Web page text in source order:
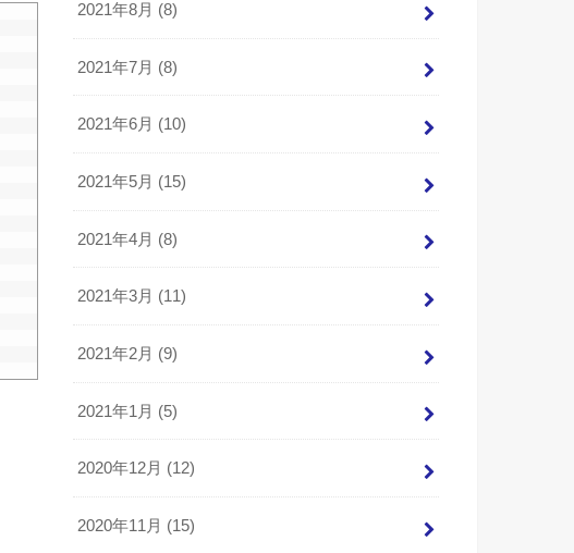
2021年8月 (8)
2021年7月 (8)
2021年6月 (10)
2021年5月 (15)
2021年4月 (8)
2021年3月 (11)
2021年2月 (9)
2021年1月 (5)
2020年12月 (12)
2020年11月 (15)